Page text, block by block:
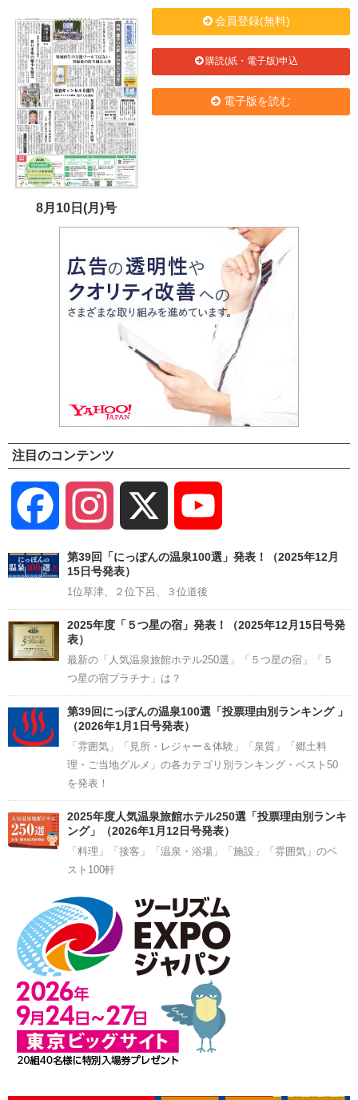
8月10日(月)号
会員登録(無料)
購読(紙・電子版)申込
電子版を読む
注目のコンテンツ
Facebook Instagram
Channel
第39回「にっぽんの温泉100選」発表！（2025年12月
15日号発表）
1位草津、２位下呂、３位道後
2025年度「５つ星の宿」発表！（2025年12月15日号発
表）
最新の「人気温泉旅館ホテル250選」「５つ星の宿」「５
つ星の宿プラチナ」は？
第39回にっぽんの温泉100選「投票理由別ランキング 」
（2026年1月1日号発表）
「雰囲気」「見所・レジャー＆体験」「泉質」「郷土料
理・ご当地グルメ」の各カテゴリ別ランキング・ベスト50
を発表！
2025年度人気温泉旅館ホテル250選「投票理由別ランキ
ング」（2026年1月12日号発表）
「料理」「接客」「温泉・浴場」「施設」「雰囲気」のベ
スト100軒